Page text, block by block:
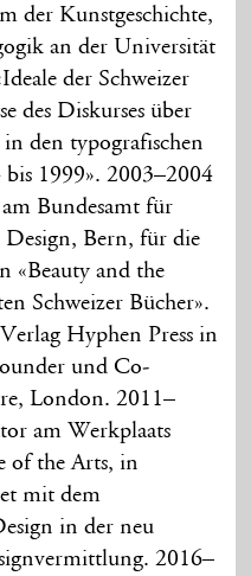
der Kunstgeschichte,
an der Universität
der Schweizer
des Diskurses über
in den typografischen
1999». 2003–2004
Bundesamt für
Bern, für die
«Beauty and the
Schweizer Bücher».
Hyphen Press in
und Co-
London. 2011–
am Werkplaats
of the Arts, in
mit dem
in der neu
2016–